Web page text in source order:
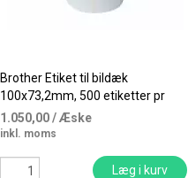
Brother Etiket til bildæk
100x73,2mm, 500 etiketter pr
rulle, 5 ruller
1.050,00/ Æske
inkl. moms
Læg i kurv